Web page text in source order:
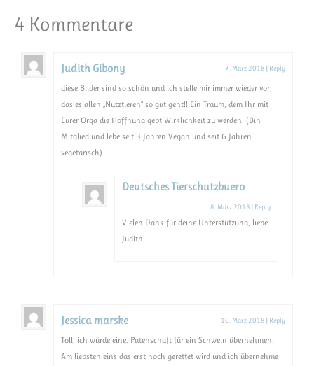
4 Kommentare
Judith Gibony 7. März 2018 | Reply
diese Bilder sind so schön und ich stelle mir immer wieder vor,
das es allen „Nutztieren“ so gut geht!! Ein Traum, dem Ihr mit
Eurer Orga die Hoffnung gebt Wirklichkeit zu werden. (Bin
Mitglied und lebe seit 3 Jahren Vegan und seit 6 Jahren
vegetarisch)
Deutsches Tierschutzbuero
8. März 2018 | Reply
Vielen Dank für deine Unterstützung, liebe
Judith!
Jessica marske 10. März 2018 | Reply
Toll, ich würde eine. Patenschaft für ein Schwein übernehmen.
Am liebsten eins das erst noch gerettet wird und ich übernehme